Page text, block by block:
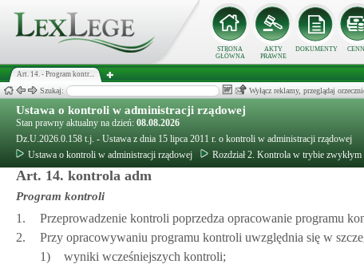
STRONA
GŁÓWNA
AKTY
PRAWNE
DOKUMENTY
Art. 14. - Program kontr...
Szukaj: Wyłącz reklamy, przeglądaj
Ustawa o kontroli w administracji rządowej
Stan prawny aktualny na dzień: 08.08.2026
Dz.U.2026.0.158 t.j. - Ustawa z dnia 15 lipca 2011 r. o kontroli w administracji rządowej
Ustawa o kontroli w administracji rządowej
Rozdział 2. Kontrola w trybie zwykłym
Art. 14. kontrola adm
Program kontroli
1.
Przeprowadzenie kontroli poprzedza opracowanie programu
2.
Przy opracowywaniu programu kontroli uwzględnia się w
1)
wyniki wcześniejszych kontroli;